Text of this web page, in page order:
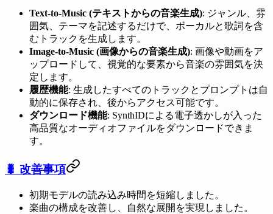
Text-to-Music (テキストからの音楽生成): ジャンル、雰
囲気、テーマを記述するだけで、ボーカルと歌詞を含
むトラックを生成します。
Image-to-Music (画像からの音楽生成): 画像や動画をア
ップロードして、視覚的な要素から音楽の雰囲気を決
定します。
履歴機能: 生成したすべてのトラックとプロンプトは自
動的に保存され、後からアクセス可能です。
ダウンロード機能: SynthIDによる電子透かしが入った
高品質なオーディオファイルをダウンロードできま
す。
🐛 改善事項
初期モデルの読み込み時間を短縮しました。
楽曲の構成を改善し、自然な展開を実現しました。